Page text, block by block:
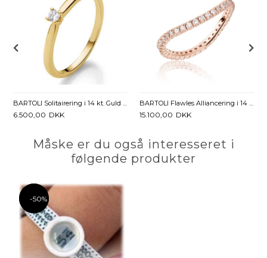
BARTOLI Solitairering i 14 kt. Guld med Diamant - 0,05 ct
6.500,00 DKK 15.100,00 DKK
Måske er du også interesseret i
følgende produkter
-50%
-50%